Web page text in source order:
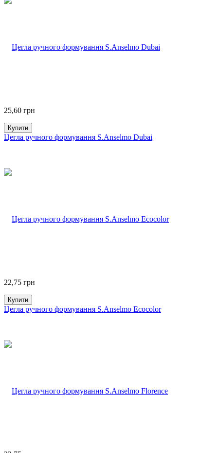
25,60 грн
Купити
Цегла ручного формування S.Anselmo Dubai
22,75 грн
Купити
Цегла ручного формування S.Anselmo Ecocolor